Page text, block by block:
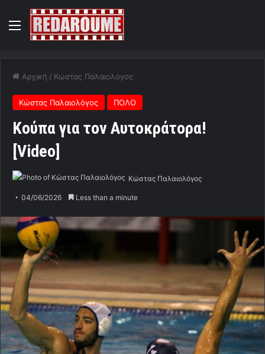
Menu
Αρχική / Κώστας Παλαιολόγος
Κώστας Παλαιολόγος ΠΟΛΟ
Κούπα για τον Αυτοκράτορα!
[Video]
Κώστας Παλαιολόγος
04/06/2026 Less than a minute